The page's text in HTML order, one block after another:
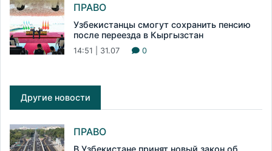
ПРАВО
Узбекистанцы смогут сохранить пенсию
после переезда в Кыргызстан
14:51 | 31.07 0
Другие новости
ПРАВО
В Узбекистане принят новый закон об